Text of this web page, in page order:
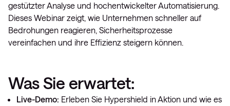
gestützter Analyse und hochentwickelter Automatisierung.
Dieses Webinar zeigt, wie Unternehmen schneller auf
Bedrohungen reagieren, Sicherheitsprozesse
vereinfachen und ihre Effizienz steigern können.
Was Sie erwartet:
Live-Demo: Erleben Sie Hypershield in Aktion und wie es